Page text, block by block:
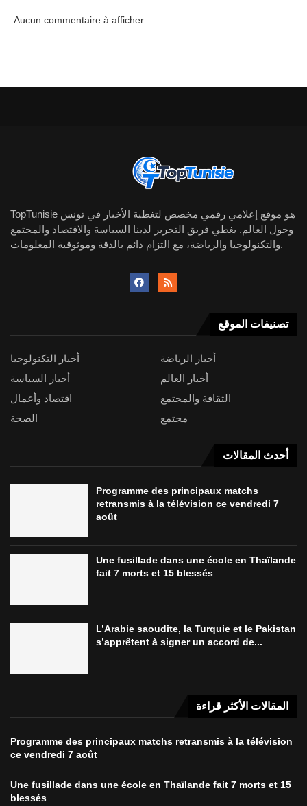
Aucun commentaire à afficher.
TopTunisie هو موقع إعلامي رقمي مخصص لتغطية الأخبار في تونس
وحول العالم. يغطي فريق التحرير لدينا السياسة والاقتصاد والمجتمع
والتكنولوجيا والرياضة، مع التزام دائم بالدقة وموثوقية المعلومات.
تصنيفات الموقع
أخبار التكنولوجيا
أخبار الرياضة
أخبار السياسة
أخبار العالم
اقتصاد وأعمال
الثقافة والمجتمع
الصحة
مجتمع
أحدث المقالات
Programme des principaux matchs
retransmis à la télévision ce vendredi 7
août
Une fusillade dans une école en Thaïlande
fait 7 morts et 15 blessés
L’Arabie saoudite, la Turquie et le Pakistan
s’apprêtent à signer un accord de...
المقالات الأكثر قراءة
Programme des principaux matchs retransmis à la télévision
ce vendredi 7 août
Une fusillade dans une école en Thaïlande fait 7 morts et 15
blessés